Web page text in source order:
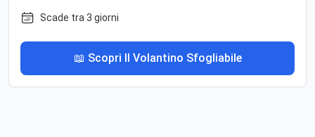
Scade tra 3 giorni
📖 Scopri Il Volantino Sfogliabile